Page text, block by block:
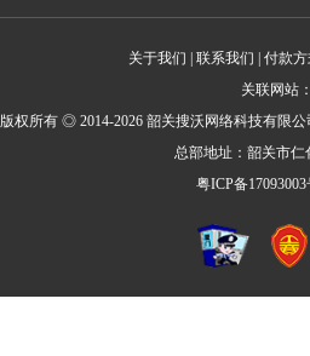
关于我们 联系我们
付款
关联网站
版权所有 ◎ 2014-2026 韶关搜沃网络科技有限公
总部地址：韶关市仁
粤ICP备17093003